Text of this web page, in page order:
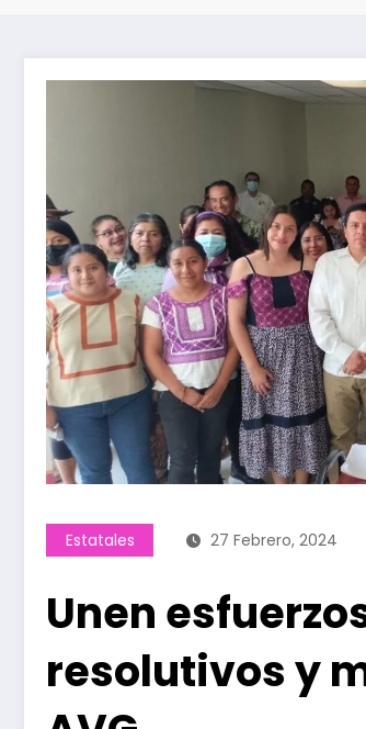
Estatales 27 Febrero, 2024
Unen
resolutivos y